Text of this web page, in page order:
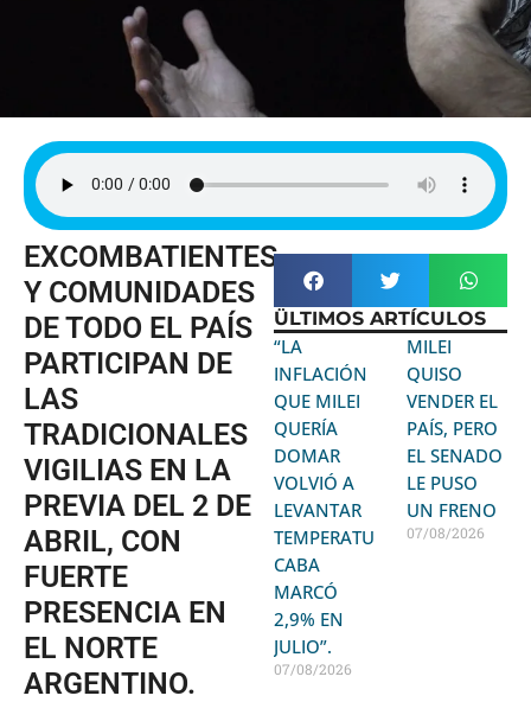
EXCOMBATIENTES
Y COMUNIDADES
DE TODO EL PAÍS
PARTICIPAN DE
LAS
TRADICIONALES
VIGILIAS EN LA
PREVIA DEL 2 DE
ABRIL, CON
FUERTE
PRESENCIA EN
EL NORTE
ARGENTINO.
ÜLTIMOS ARTÍCULOS
“LA
INFLACIÓN
QUE MILEI
QUERÍA
DOMAR
VOLVIÓ A
LEVANTAR
TEMPERATURA:
CABA
MARCÓ
2,9% EN
JULIO”.
07/08/2026
MILEI
QUISO
VENDER EL
PAÍS, PERO
EL SENADO
LE PUSO
UN FRENO
07/08/2026